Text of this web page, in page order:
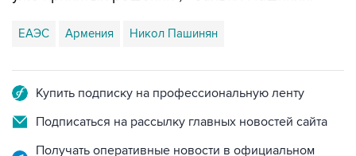
ЕАЭС Армения Никол Пашинян
Купить подписку на профессиональную ленту
Подписаться на рассылку главных новостей сайта
Получать оперативные новости в официальном